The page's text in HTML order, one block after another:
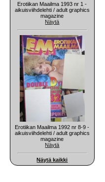
Erotiikan Maailma 1993 nr 1 -
aikuisviihdelehti / adult graphics
magazine
Näytä
Erotiikan Maailma 1992 nr 8-9 -
aikuisviihdelehti / adult graphics
magazine
Näytä
Näytä kaikki